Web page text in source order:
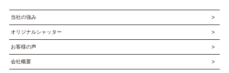
当社の強み
オリジナルシャッター
お客様の声
会社概要